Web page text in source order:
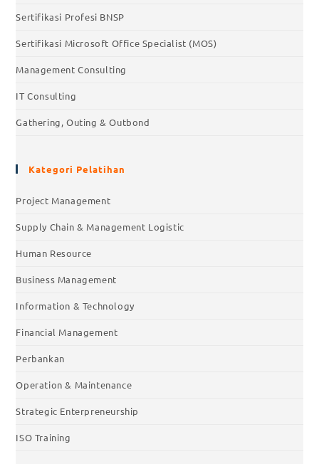
Sertifikasi Profesi BNSP
Sertifikasi Microsoft Office Specialist (MOS)
Management Consulting
IT Consulting
Gathering, Outing & Outbond
Kategori Pelatihan
Project Management
Supply Chain & Management Logistic
Human Resource
Business Management
Information & Technology
Financial Management
Perbankan
Operation & Maintenance
Strategic Enterpreneurship
ISO Training